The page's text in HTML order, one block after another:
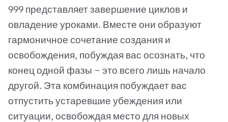
999 представляет завершение циклов и
овладение уроками. Вместе они образуют
гармоничное сочетание создания и
освобождения, побуждая вас осознать, что
конец одной фазы — это всего лишь начало
другой. Эта комбинация побуждает вас
отпустить устаревшие убеждения или
ситуации, освобождая место для новых